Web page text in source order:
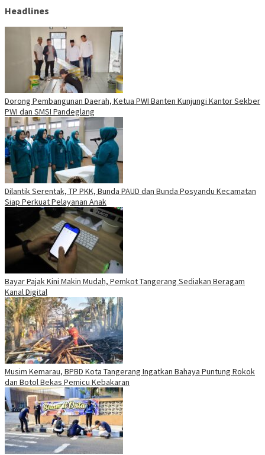
Headlines
Dorong Pembangunan Daerah, Ketua PWI Banten Kunjungi Kantor Sekber
PWI dan SMSI Pandeglang
Dilantik Serentak, TP PKK, Bunda PAUD dan Bunda Posyandu Kecamatan
Siap Perkuat Pelayanan Anak
Bayar Pajak Kini Makin Mudah, Pemkot Tangerang Sediakan Beragam
Kanal Digital
Musim Kemarau, BPBD Kota Tangerang Ingatkan Bahaya Puntung Rokok
dan Botol Bekas Pemicu Kebakaran